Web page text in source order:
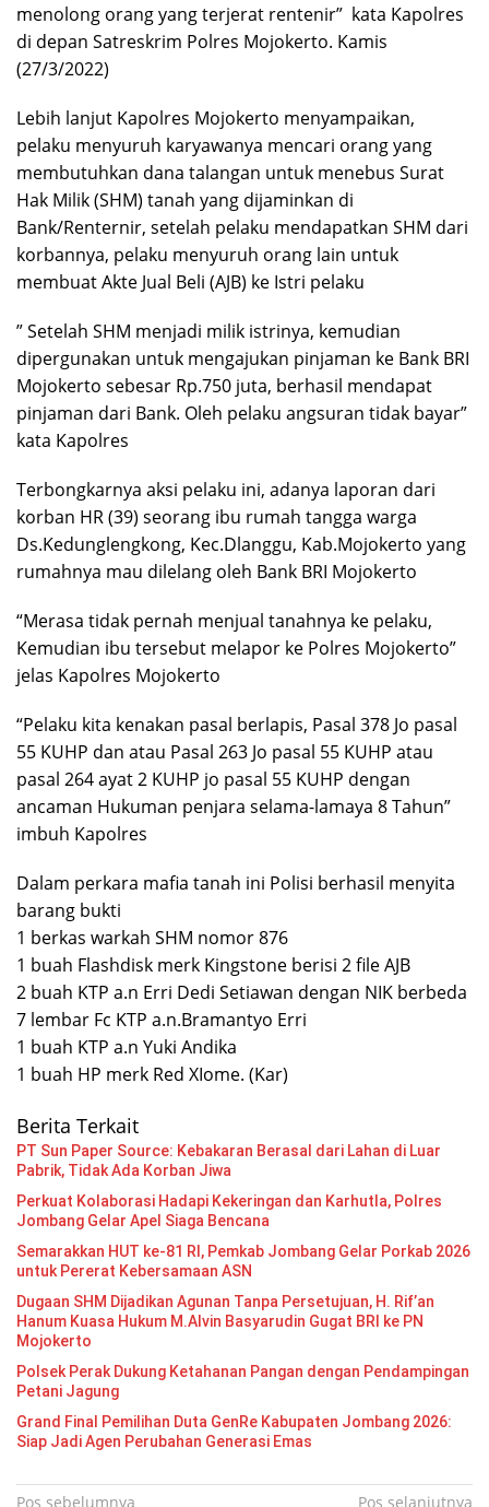
menolong orang yang terjerat rentenir” kata Kapolres
di depan Satreskrim Polres Mojokerto. Kamis
(27/3/2022)
Lebih lanjut Kapolres Mojokerto menyampaikan,
pelaku menyuruh karyawanya mencari orang yang
membutuhkan dana talangan untuk menebus Surat
Hak Milik (SHM) tanah yang dijaminkan di
Bank/Renternir, setelah pelaku mendapatkan SHM dari
korbannya, pelaku menyuruh orang lain untuk
membuat Akte Jual Beli (AJB) ke Istri pelaku
” Setelah SHM menjadi milik istrinya, kemudian
dipergunakan untuk mengajukan pinjaman ke Bank BRI
Mojokerto sebesar Rp.750 juta, berhasil mendapat
pinjaman dari Bank. Oleh pelaku angsuran tidak bayar”
kata Kapolres
Terbongkarnya aksi pelaku ini, adanya laporan dari
korban HR (39) seorang ibu rumah tangga warga
Ds.Kedunglengkong, Kec.Dlanggu, Kab.Mojokerto yang
rumahnya mau dilelang oleh Bank BRI Mojokerto
“Merasa tidak pernah menjual tanahnya ke pelaku,
Kemudian ibu tersebut melapor ke Polres Mojokerto”
jelas Kapolres Mojokerto
“Pelaku kita kenakan pasal berlapis, Pasal 378 Jo pasal
55 KUHP dan atau Pasal 263 Jo pasal 55 KUHP atau
pasal 264 ayat 2 KUHP jo pasal 55 KUHP dengan
ancaman Hukuman penjara selama-lamaya 8 Tahun”
imbuh Kapolres
Dalam perkara mafia tanah ini Polisi berhasil menyita
barang bukti
1 berkas warkah SHM nomor 876
1 buah Flashdisk merk Kingstone berisi 2 file AJB
2 buah KTP a.n Erri Dedi Setiawan dengan NIK berbeda
7 lembar Fc KTP a.n.Bramantyo Erri
1 buah KTP a.n Yuki Andika
1 buah HP merk Red XIome. (Kar)
Berita Terkait
PT Sun Paper Source: Kebakaran Berasal dari Lahan di Luar
Pabrik, Tidak Ada Korban Jiwa
Perkuat Kolaborasi Hadapi Kekeringan dan Karhutla, Polres
Jombang Gelar Apel Siaga Bencana
Semarakkan HUT ke-81 RI, Pemkab Jombang Gelar Porkab 2026
untuk Pererat Kebersamaan ASN
Dugaan SHM Dijadikan Agunan Tanpa Persetujuan, H. Rif’an
Hanum Kuasa Hukum M.Alvin Basyarudin Gugat BRI ke PN
Mojokerto
Polsek Perak Dukung Ketahanan Pangan dengan Pendampingan
Petani Jagung
Grand Final Pemilihan Duta GenRe Kabupaten Jombang 2026:
Siap Jadi Agen Perubahan Generasi Emas
Pos sebelumnya Pos selanjutnya